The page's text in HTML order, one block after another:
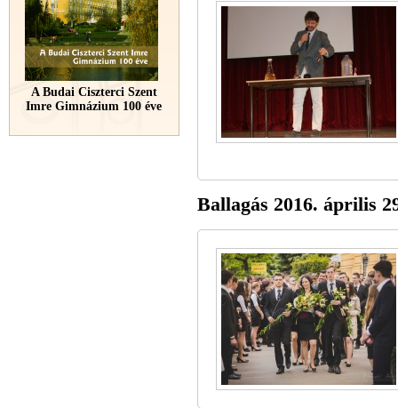
A Budai Ciszterci Szent
Imre Gimnázium 100 éve
Ballagás 2016. április